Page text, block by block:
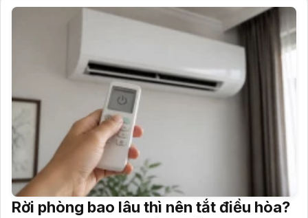
Rời phòng bao lâu thì nên tắt điều hòa?